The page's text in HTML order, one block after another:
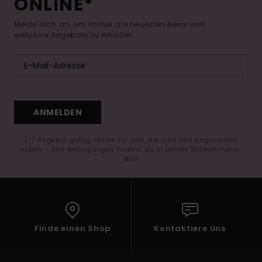
Melde dich an, um immer die neuesten News und
exklusive Angebote zu erhalten.
ANMELDEN
(*) Angebot gültig online für alle, die sich neu angemeldet
haben - Alle Bedingungen findest du in deiner Willkommens-
Mail
Finde einen Shop Kontaktiere Uns